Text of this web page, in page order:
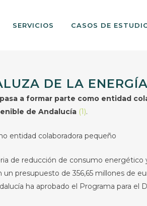
SERVICIOS CASOS DE
DE LA ENERGÍA
pasa a formar parte como entidad
de Andalucía (1).
de reducción de consumo energético
presupuesto de 356,65 millones de
ha aprobado el Programa para el